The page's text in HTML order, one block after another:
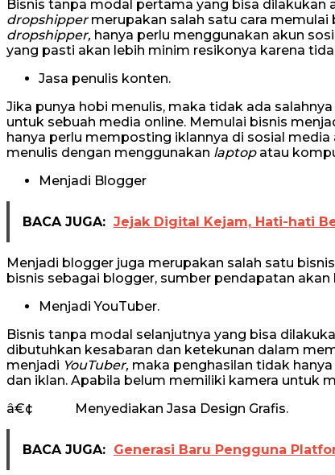
Bisnis tanpa modal pertama yang bisa dilakukan
dropshippermerupakan salah satu cara memulai
dropshipper, hanya perlu menggunakan akun
yang pasti akan lebih minim resikonya karena
Jasa penulis konten.
Jika punya hobi menulis, maka tidak ada
untuk sebuah media online. Memulai bisnis
hanya perlu memposting iklannya di sosial
menulis dengan menggunakan laptopatau
Menjadi Blogger
BACA JUGA: Jejak Digital Kejam, Hati-hati
Menjadi blogger juga merupakan salah satu
bisnis sebagai blogger, sumber pendapatan
Menjadi YouTuber.
Bisnis tanpa modal selanjutnya yang bisa
dibutuhkan kesabaran dan ketekunan dalam
menjadi YouTuber, maka penghasilan tidak
dan iklan. Apabila belum memiliki kamera untuk
â€¢ Menyediakan Jasa Design Grafis.
BACA JUGA: Generasi Baru Pengguna